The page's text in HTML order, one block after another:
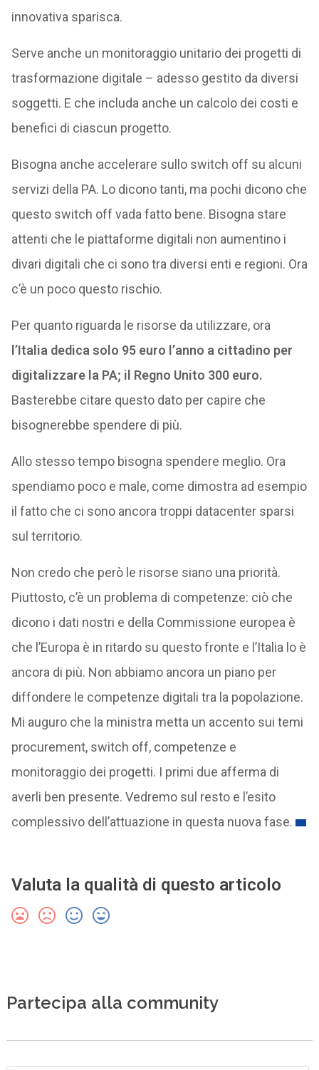
innovativa sparisca.
Serve anche un monitoraggio unitario dei progetti di
trasformazione digitale – adesso gestito da diversi
soggetti. E che includa anche un calcolo dei costi e
benefici di ciascun progetto.
Bisogna anche accelerare sullo switch off su alcuni
servizi della PA. Lo dicono tanti, ma pochi dicono che
questo switch off vada fatto bene. Bisogna stare
attenti che le piattaforme digitali non aumentino i
divari digitali che ci sono tra diversi enti e regioni. Ora
c’è un poco questo rischio.
Per quanto riguarda le risorse da utilizzare, ora
l’Italia dedica solo 95 euro l’anno a cittadino per
digitalizzare la PA; il Regno Unito 300 euro.
Basterebbe citare questo dato per capire che
bisognerebbe spendere di più.
Allo stesso tempo bisogna spendere meglio. Ora
spendiamo poco e male, come dimostra ad esempio
il fatto che ci sono ancora troppi datacenter sparsi
sul territorio.
Non credo che però le risorse siano una priorità.
Piuttosto, c’è un problema di competenze: ciò che
dicono i dati nostri e della Commissione europea è
che l’Europa è in ritardo su questo fronte e l’Italia lo è
ancora di più. Non abbiamo ancora un piano per
diffondere le competenze digitali tra la popolazione.
Mi auguro che la ministra metta un accento sui temi
procurement, switch off, competenze e
monitoraggio dei progetti. I primi due afferma di
averli ben presente. Vedremo sul resto e l’esito
complessivo dell’attuazione in questa nuova fase.
Valuta la qualità di questo articolo
Partecipa alla community